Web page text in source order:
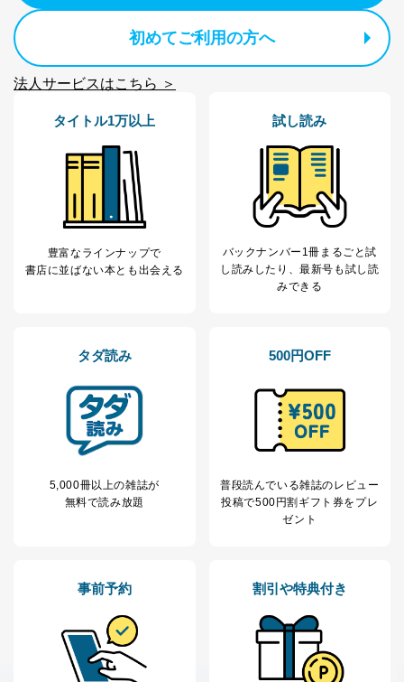
パートナー（提携
企業）からの委託
により当社の
等をご利用の方の
個人情報
購入商品配送のため
提携企業及びお客様がご購入され
た商品の発売元企業からのｅメー
SNS公式アカウン
トに登録された方
の個人情報
当社のサービス利用状況の把握お
よびその分析のため
お問い合わせ対応、トラブル対
処、オペレーター教育など応対品
その他当社のプライバシーポリシ
ー等にて公表する利用目的達成の
※上記の利用目的のうちNo.1～5については保有個人デ
ータ（開示対象個人情報）の利用目的であり、下記4.の
開示等のご請求に対応させていただきます。
当社は、取得した個人情報を適切に管理し､あらかじめ
本人の同意を得ることなく第三者に提供することはあり
ません。ただし、次の場合は除きます。
人の生命､身体または財産の保護のために必要がある
場合であって、本人の同意を得ることが困難であると
国の機関もしくは地方公共団体またはその委託を受け
する必要がある場合であって、本人の同意を得ること
により当該事務の遂行に支障を及ぼすおそれがあると
き。
上記２．の利用目的を実施するために守秘義務を結ん
初めてご利用の方へ
法人サービスはこちら ＞
タイトル1万以上
豊富なラインナップで
書店に並ばない本とも出会える
試し読み
バックナンバー1冊まるごと試
し読み したり、最新号も試し読
みできる
タダ読み
5,000冊以上の雑誌が
無料で読み放題
500円OFF
普段読んでいる雑誌のレビュー
投稿で500円割ギフト券をプレ
ゼント
事前予約 割引や特典付き